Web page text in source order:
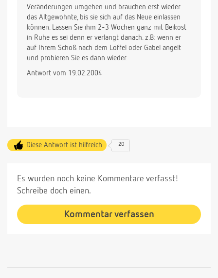
Veränderungen umgehen und brauchen erst wieder
das Altgewohnte, bis sie sich auf das Neue einlassen
können. Lassen Sie ihm 2-3 Wochen ganz mit Beikost
in Ruhe es sei denn er verlangt danach. z.B: wenn er
auf Ihrem Schoß nach dem Löffel oder Gabel angelt
und probieren Sie es dann wieder.
Antwort vom 19.02.2004
Diese Antwort ist hilfreich 20
Es wurden noch keine Kommentare verfasst!
Schreibe doch einen.
Kommentar verfassen